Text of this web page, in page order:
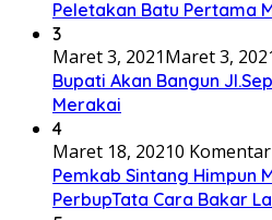
Peletakan Batu Pertama
3
Maret 3, 2021Maret 3,
Bupati Akan Bangun
Merakai
4
Maret 18, 20210 Komentar
Pemkab Sintang Himpun
PerbupTata Cara Bakar